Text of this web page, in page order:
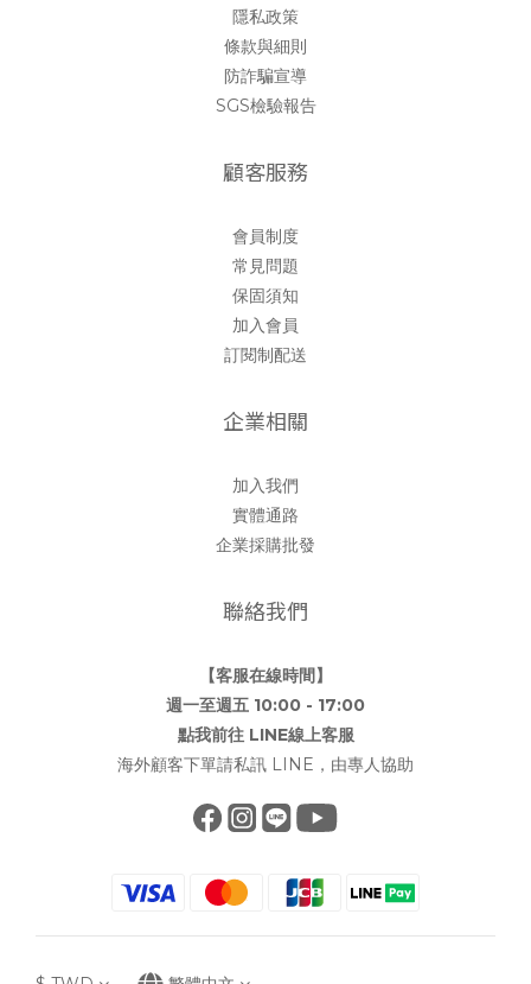
隱私政策
條款與細則
防詐騙宣導
SGS檢驗報告
顧客服務
會員制度
常見問題
保固須知
加入會員
訂閱制配送
企業相關
加入我們
實體通路
企業採購批發
聯絡我們
【客服在線時間】
週一至週五 10:00 - 17:00
點我前往 LINE線上客服
海外顧客下單請私訊 LINE，由專人協助